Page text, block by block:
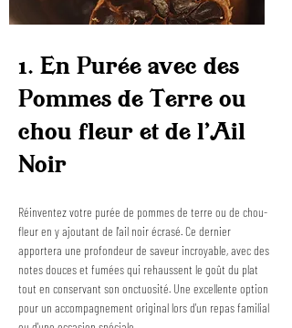
1. En Purée avec des
Pommes de Terre ou
chou fleur et de l'Ail
Noir
Réinventez votre purée de pommes de terre ou de chou-
fleur en y ajoutant de l'ail noir écrasé. Ce dernier
apportera une profondeur de saveur incroyable, avec des
notes douces et fumées qui rehaussent le goût du plat
tout en conservant son onctuosité. Une excellente option
pour un accompagnement original lors d'un repas familial